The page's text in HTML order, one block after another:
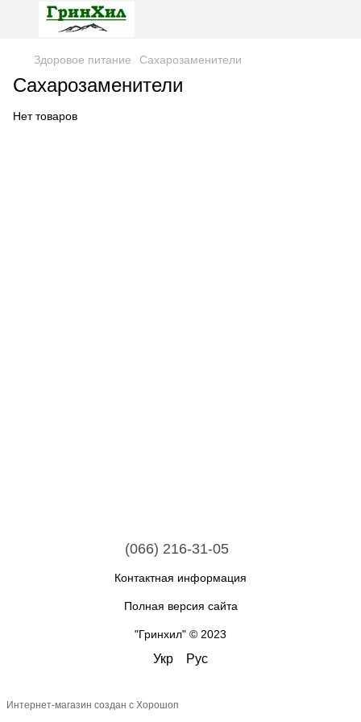
Здоровое питание Сахарозаменители
Сахарозаменители
Нет товаров
(066) 216-31-05
Контактная информация
Полная версия сайта
"Гринхил" © 2023
Укр Рус
Интернет-магазин создан с Хорошоп